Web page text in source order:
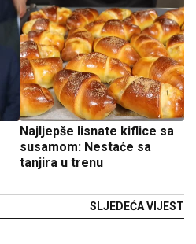
Najljepše lisnate kiflice sa
susamom: Nestaće sa
tanjira u trenu
SLJEDEĆA VIJEST